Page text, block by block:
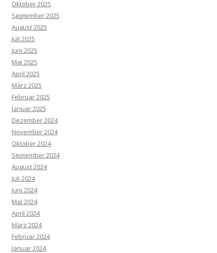
Oktober 2025
September 2025
August 2025
Juli 2025
Juni 2025
Mai 2025
April 2025
März 2025
Februar 2025
Januar 2025
Dezember 2024
November 2024
Oktober 2024
September 2024
August 2024
Juli 2024
Juni 2024
Mai 2024
April 2024
März 2024
Februar 2024
Januar 2024